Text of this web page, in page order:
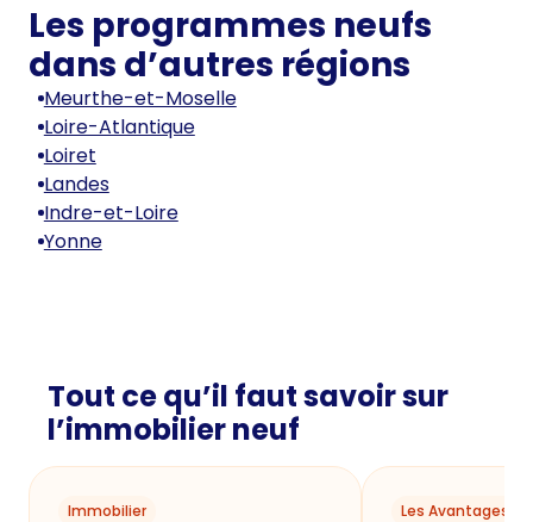
Les programmes neufs
dans d’autres régions
Meurthe-et-Moselle
Loire-Atlantique
Loiret
Landes
Indre-et-Loire
Yonne
Tout ce qu’il faut savoir sur
l’immobilier neuf
Immobilier Les Avantages